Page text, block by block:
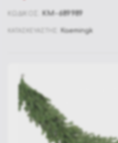
KM-689989
Kaemingk